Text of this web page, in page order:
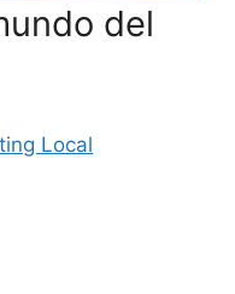
del
Local